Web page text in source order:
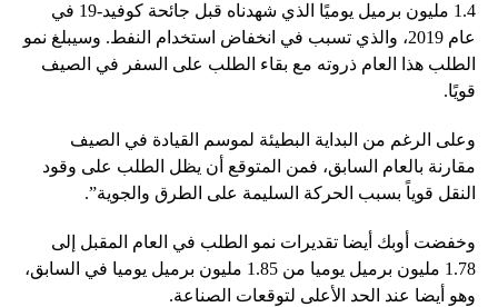
1.4 مليون برميل يوميًا الذي شهدناه قبل جائحة كوفيد-19 في
عام 2019، والذي تسبب في انخفاض استخدام النفط. وسيبلغ نمو
الطلب هذا العام ذروته مع بقاء الطلب على السفر في الصيف
قويًا.
وعلى الرغم من البداية البطيئة لموسم القيادة في الصيف
مقارنة بالعام السابق، فمن المتوقع أن يظل الطلب على وقود
النقل قوياً بسبب الحركة السليمة على الطرق والجوية”.
وخفضت أوبك أيضا تقديرات نمو الطلب في العام المقبل إلى
1.78 مليون برميل يوميا من 1.85 مليون برميل يوميا في السابق،
وهو أيضا عند الحد الأعلى لتوقعات الصناعة.